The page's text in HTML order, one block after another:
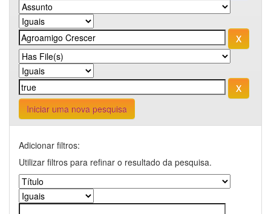
Iniciar uma nova pesquisa
Adicionar filtros:
Utilizar filtros para refinar o resultado da pesquisa.